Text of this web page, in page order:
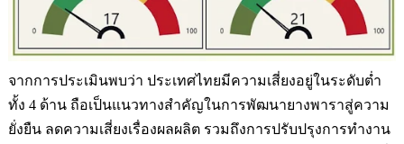
จากการประเมินพบว่า ประเทศไทยมีความเสี่ยงอยู่ในระดับต่ำ
ทั้ง 4 ด้าน ถือเป็นแนวทางสำคัญในการพัฒนายางพาราสู่ความ
ยั่งยืน ลดความเสี่ยงเรื่องผลผลิต รวมถึงการปรับปรุงการทำงาน